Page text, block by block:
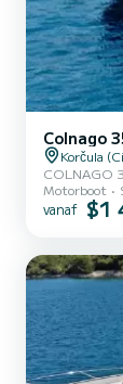
Colnago
Korčula
Motorboot
vanaf $1